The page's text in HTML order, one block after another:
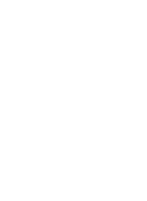
linha no cancro da
em doentes não
PD-(L)1
cheques psicólogo e